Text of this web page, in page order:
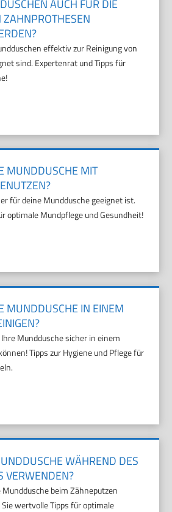
AUCH FÜR DIE
ZAHNPROTHESEN
effektiv zur Reinigung von
sind. Expertenrat und Tipps für
MUNDDUSCHE MIT
für deine Munddusche geeignet ist.
optimale Mundpflege und Gesundheit!
MUNDDUSCHE IN EINEM
Munddusche sicher in einem
Tipps zur Hygiene und Pflege für
WÄHREND DES
VERWENDEN?
Munddusche beim Zähneputzen
wertvolle Tipps für optimale